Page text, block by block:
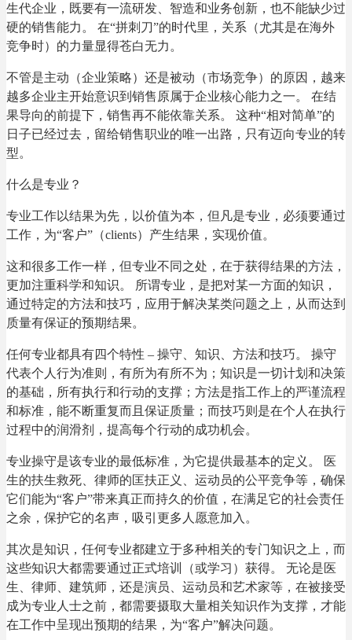
生代企业，既要有一流研发、智造和业务创新，也不能缺少过
硬的销售能力。 在“拼刺刀”的时代里，关系（尤其是在海外
竞争时）的力量显得苍白无力。
不管是主动（企业策略）还是被动（市场竞争）的原因，越来
越多企业主开始意识到销售原属于企业核心能力之一。 在结
果导向的前提下，销售再不能依靠关系。 这种“相对简单”的
日子已经过去，留给销售职业的唯一出路，只有迈向专业的转
型。
什么是专业？
专业工作以结果为先，以价值为本，但凡是专业，必须要通过
工作，为“客户”（clients）产生结果，实现价值。
这和很多工作一样，但专业不同之处，在于获得结果的方法，
更加注重科学和知识。 所谓专业，是把对某一方面的知识，
通过特定的方法和技巧，应用于解决某类问题之上，从而达到
质量有保证的预期结果。
任何专业都具有四个特性 – 操守、知识、方法和技巧。 操守
代表个人行为准则，有所为有所不为；知识是一切计划和决策
的基础，所有执行和行动的支撑；方法是指工作上的严谨流程
和标准，能不断重复而且保证质量；而技巧则是在个人在执行
过程中的润滑剂，提高每个行动的成功机会。
专业操守是该专业的最低标准，为它提供最基本的定义。 医
生的扶生救死、律师的匡扶正义、运动员的公平竞争等，确保
它们能为“客户”带来真正而持久的价值，在满足它的社会责任
之余，保护它的名声，吸引更多人愿意加入。
其次是知识，任何专业都建立于多种相关的专门知识之上，而
这些知识大都需要通过正式培训（或学习）获得。 无论是医
生、律师、建筑师，还是演员、运动员和艺术家等，在被接受
成为专业人士之前，都需要摄取大量相关知识作为支撑，才能
在工作中呈现出预期的结果，为“客户”解决问题。